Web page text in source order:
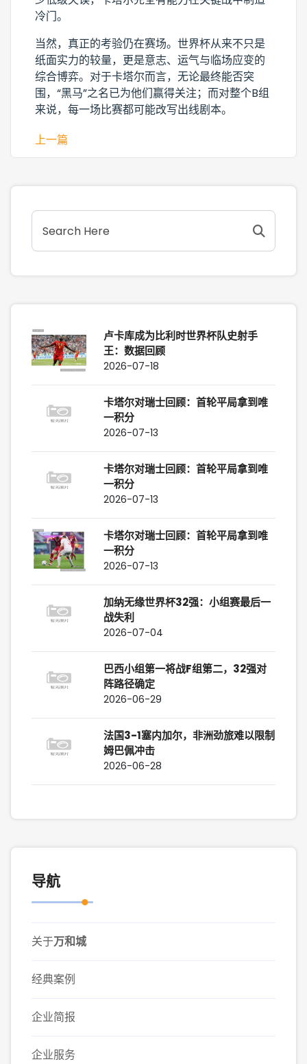
冷门。
当然，真正的考验仍在赛场。世界杯从来不只是
纸面实力的较量，更是意志、运气与临场应变的
综合博弈。对于卡塔尔而言，无论最终能否突
围，“黑马”之名已为他们赢得关注；而对整个B组
来说，每一场比赛都可能改写出线剧本。
上一篇
卢卡库成为比利时世界杯队史射手
王：数据回顾
2026-07-18
卡塔尔对瑞士回顾：首轮平局拿到唯
一积分
2026-07-13
卡塔尔对瑞士回顾：首轮平局拿到唯
一积分
2026-07-13
卡塔尔对瑞士回顾：首轮平局拿到唯
一积分
2026-07-13
加纳无缘世界杯32强：小组赛最后一
战失利
2026-07-04
巴西小组第一将战F组第二，32强对
阵路径确定
2026-06-29
法国3-1塞内加尔，非洲劲旅难以限制
姆巴佩冲击
2026-06-28
导航
关于万和城
经典案例
企业简报
企业服务